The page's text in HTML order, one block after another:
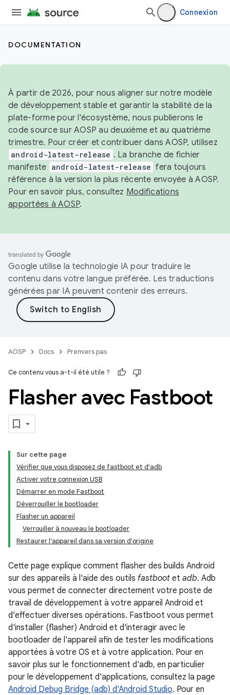
Connexion
DOCUMENTATION
À partir de 2026, pour nous aligner sur notre modèle
de développement stable et garantir la stabilité de la
plate-forme pour l'écosystème, nous publierons le
code source sur AOSP au deuxième et au quatrième
trimestre. Pour créer et contribuer dans AOSP, utilisez
android-latest-release . La branche de fichier
manifeste android-latest-release fera toujours
référence à la version la plus récente envoyée à AOSP.
Pour en savoir plus, consultez Modifications
apportées à AOSP.
Google utilise la technologie IA pour traduire le
contenu dans votre langue préférée. Les traductions
générées par IA peuvent contenir des erreurs.
AOSP Docs Premiers pas
Ce contenu vous a-t-il été utile ?
Flasher avec Fastboot
Sur cette page
Vérifier que vous disposez de fastboot et d'adb
Activer votre connexion USB
Démarrer en mode Fastboot
Déverrouiller le bootloader
Flasher un appareil
Verrouiller à nouveau le bootloader
Restaurer l'appareil dans sa version d'origine
Cette page explique comment flasher des builds Android
sur des appareils à l'aide des outils fastboot et adb. Adb
vous permet de connecter directement votre poste de
travail de développement à votre appareil Android et
d'effectuer diverses opérations. Fastboot vous permet
d'installer (flasher) Android et d'interagir avec le
bootloader de l'appareil afin de tester les modifications
apportées à votre OS et à votre application. Pour en
savoir plus sur le fonctionnement d'adb, en particulier
pour le développement d'applications, consultez la page
Android Debug Bridge (adb) d'Android Studio. Pour en